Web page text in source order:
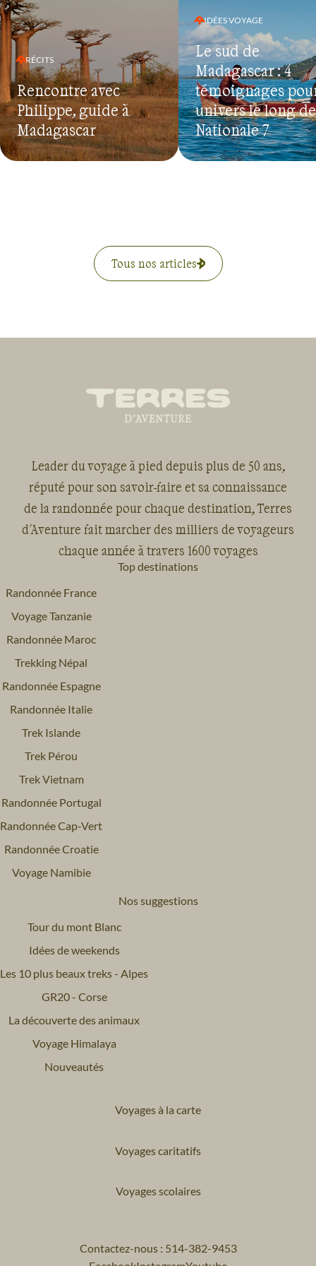
RÉCITS
Rencontre avec
Philippe, guide à
Madagascar
IDÉES VOYAGE
Le sud de
Madagascar : 4
témoignages
univers le long
Nationale 7
Tous nos articles
Leader du voyage à pied depuis plus de 50 ans,
réputé pour son savoir-faire et sa connaissance
de la randonnée pour chaque destination, Terres
d'Aventure fait marcher des milliers de voyageurs
chaque année à travers 1600 voyages
Top destinations
Randonnée France
Voyage Tanzanie
Randonnée Maroc
Trekking Népal
Randonnée Espagne
Randonnée Italie
Trek Islande
Trek Pérou
Trek Vietnam
Randonnée Portugal
Randonnée Cap-Vert
Randonnée Croatie
Voyage Namibie
Nos suggestions
Tour du mont Blanc
Idées de weekends
Les 10 plus beaux treks - Alpes
GR20 - Corse
La découverte des animaux
Voyage Himalaya
Nouveautés
Voyages à la carte
Voyages caritatifs
Voyages scolaires
Contactez-nous : 514-382-9453